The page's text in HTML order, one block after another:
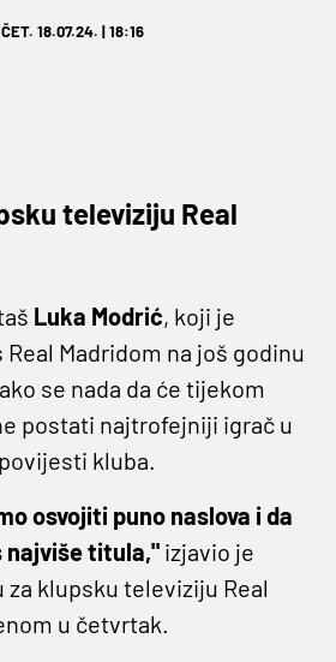
18.07.24. | 18:16
televiziju Real
Luka Modrić, koji je
Madridom na još godinu
se nada da će tijekom
postati najtrofejniji igrač u
kluba.
osvojiti puno naslova i da
najviše titula," izjavio je
klupsku televiziju Real
u četvrtak.